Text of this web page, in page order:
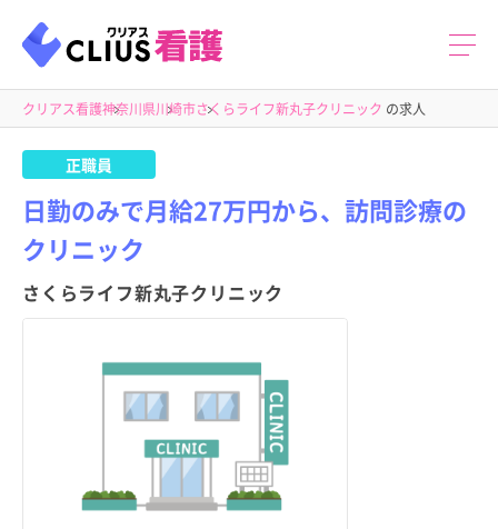
クリアス看護神奈川県川崎市さくらライフ新丸子クリニック の求人
正職員
日勤のみで月給27万円から、訪問診療の
クリニック
さくらライフ新丸子クリニック